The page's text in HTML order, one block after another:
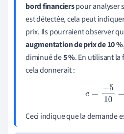
bord financierspour analyser
est détectée, cela peut
prix. Ils pourraient observer
augmentation de prix de 10 %
diminué de5 %. En utilisant
cela donnerait :
e =−510=−
Ceci indique que la demande